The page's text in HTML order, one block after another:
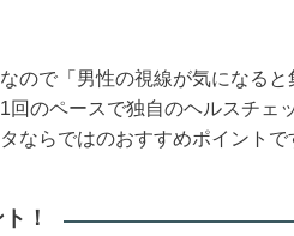
ので「男性の視線が気になる
回のペースで独自のヘルスチェ
ならではのおすすめポイントで
！